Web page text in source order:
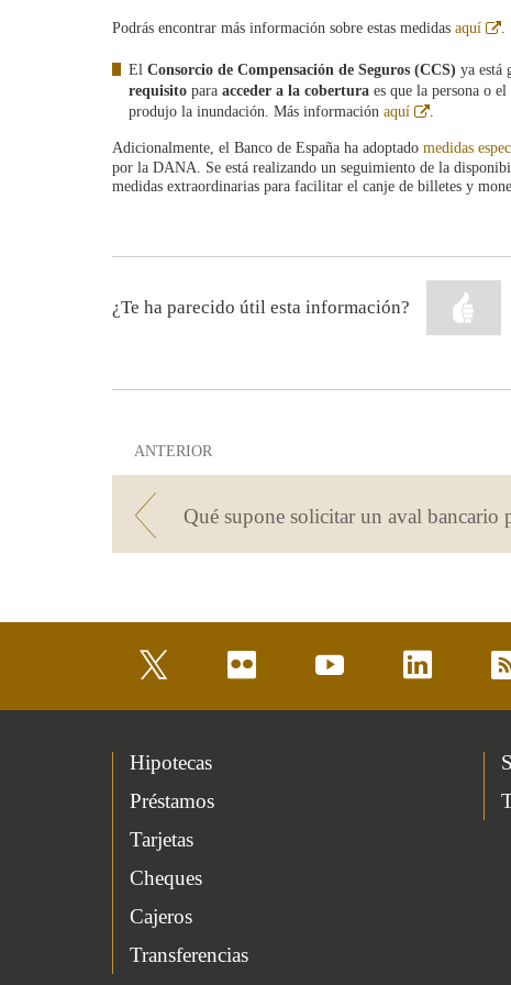
Podrás encontrar más información sobre estas medidas aquí .
El Consorcio de Compensación de Seguros (CCS) ya está
requisito para acceder a la cobertura es que la persona o
produjo la inundación. Más información aquí
Abre
ventana
nueva
.
Adicionalmente, el Banco de España ha adoptado medidas
por la DANA. Se está realizando un seguimiento de la
medidas extraordinarias para facilitar el canje de billetes y
¿Te ha parecido útil esta información?
ANTERIOR
flickr youtube linkedin
Hipotecas
Préstamos
Tarjetas
Cheques
Cajeros
Transferencias